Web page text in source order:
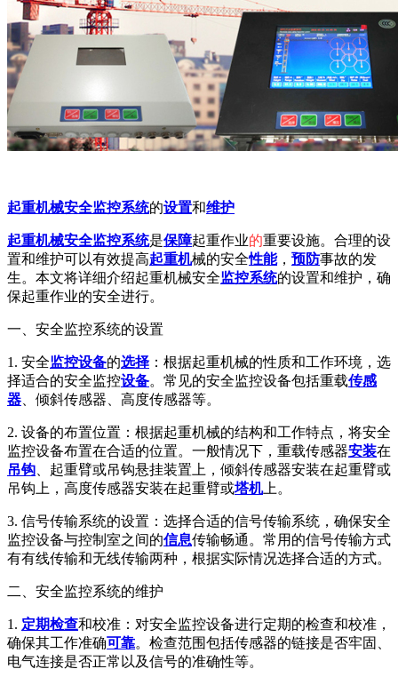
起重机械安全监控系统的设置和维护
起重机械安全监控系统是保障起重作业的重要设施。合理的设
置和维护可以有效提高起重机械的安全性能， 预防事故的发
生。本文将详细介绍起重机械安全监控系统的设置和维护，确
保起重作业的安全进行。
一、安全监控系统的设置
1. 安全监控设备的选择 ：根据起重机械的性质和工作环境，选
择适合的安全监控设备。常见的安全监控设备包括重载传感
器 、倾斜传感器、高度传感器等。
2. 设备的布置位置：根据起重机械的结构和工作特点，将安全
监控设备布置在合适的位置。一般情况下，重载传感器安装在
吊钩 、起重臂或吊钩悬挂装置上，倾斜传感器安装在起重臂或
吊钩上，高度传感器安装在起重臂或塔机上。
3. 信号传输系统的设置：选择合适的信号传输系统，确保安全
监控设备与控制室之间的信息传输畅通。常用的信号传输方式
有有线传输和无线传输两种，根据实际情况选择合适的方式。
二、安全监控系统的维护
1. 定期检查和校准：对安全监控设备进行定期的检查和校准，
确保其工作准确可靠。检查范围包括传感器的链接是否牢固、
电气连接是否正常以及信号的准确性等。